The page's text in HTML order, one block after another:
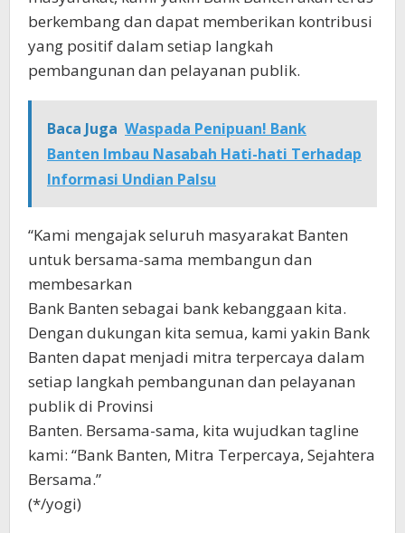
berkembang dan dapat memberikan kontribusi
yang positif dalam setiap langkah
pembangunan dan pelayanan publik.
Baca Juga Waspada Penipuan! Bank
Banten Imbau Nasabah Hati-hati Terhadap
Informasi Undian Palsu
“Kami mengajak seluruh masyarakat Banten
untuk bersama-sama membangun dan
membesarkan
Bank Banten sebagai bank kebanggaan kita.
Dengan dukungan kita semua, kami yakin Bank
Banten dapat menjadi mitra terpercaya dalam
setiap langkah pembangunan dan pelayanan
publik di Provinsi
Banten. Bersama-sama, kita wujudkan tagline
kami: “Bank Banten, Mitra Terpercaya, Sejahtera
Bersama.”
(*/yogi)